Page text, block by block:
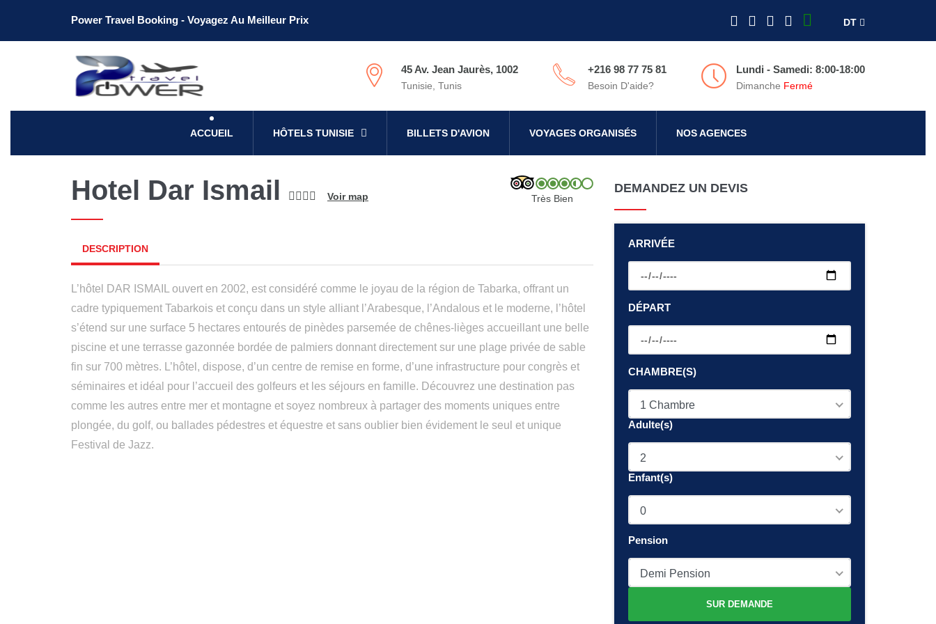
Power Travel Booking - Voyagez Au Meilleur Prix DT
45 Av. Jean Jaurès, 1002
Tunisie, Tunis
+216 98 77 75 81
Besoin D'aide?
Lundi - Samedi: 8:00-18:00
Dimanche Fermé
ACCUEIL HÔTELS TUNISIE BILLETS D'AVION VOYAGES ORGANISÉS NOS AGENCES
Hotel Dar Ismail Voir map Très Bien
DESCRIPTION
L’hôtel DAR ISMAIL ouvert en 2002, est considéré comme le joyau de la région de Tabarka, offrant un
cadre typiquement Tabarkois et conçu dans un style alliant l’Arabesque, l’Andalous et le moderne, l’hôtel
s’étend sur une surface 5 hectares entourés de pinèdes parsemée de chênes-lièges accueillant une belle
piscine et une terrasse gazonnée bordée de palmiers donnant directement sur une plage privée de sable
fin sur 700 mètres. L’hôtel, dispose, d’un centre de remise en forme, d’une infrastructure pour congrès et
séminaires et idéal pour l’accueil des golfeurs et les séjours en famille. Découvrez une destination pas
comme les autres entre mer et montagne et soyez nombreux à partager des moments uniques entre
plongée, du golf, ou ballades pédestres et équestre et sans oublier bien évidement le seul et unique
Festival de Jazz.
DEMANDEZ UN DEVIS
ARRIVÉE
DÉPART
CHAMBRE(S)
1 Chambre
Adulte(s)
2
Enfant(s)
0
Pension
Demi Pension
SUR DEMANDE